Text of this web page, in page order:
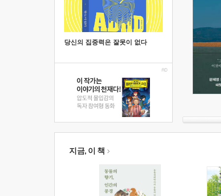
당신의 집중력은 잘못이 없다
지금, 이 책